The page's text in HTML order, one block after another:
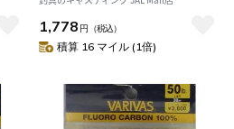
３０ＬＢ（８号）
1,778 円 （税込）
積算 16 マイル (1倍)